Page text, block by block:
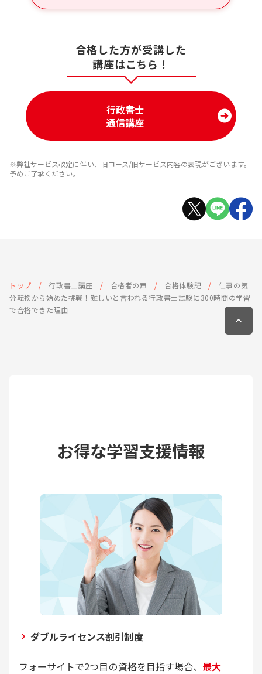
合格した方が受講した
講座はこちら！
行政書士
通信講座
※弊社サービス改定に伴い、旧コース/旧サービス内容の表現がございます。
予めご了承ください。
トップ 行政書士講座 合格者の声 合格体験記
仕事の気
分転換から始めた挑戦！難しいと言われる行政書士試験に300時間の学習
で合格できた理由
お得な学習支援情報
ダブルライセンス割引制度
フォーサイトで2つ目の資格を目指す場合、 最大